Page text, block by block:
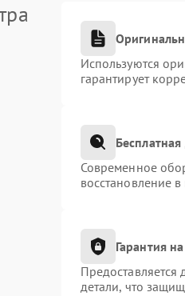
Используются
гарантирует
Современное
восстановление
Гарантия
детали, что